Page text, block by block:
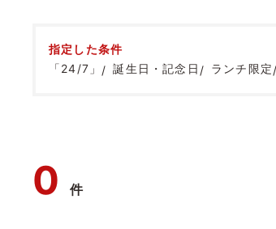
指定した条件
「24/7」
誕生日・記念日 ランチ限定
0件